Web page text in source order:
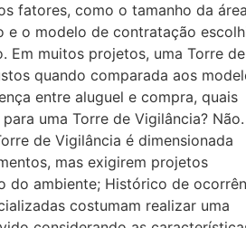
fatores, como o tamanho da área
e o modelo de contratação
Em muitos projetos, uma Torre de
quando comparada aos
entre aluguel e compra, quais
uma Torre de Vigilância? Não.
de Vigilância é dimensionada
mas exigirem projetos
do ambiente; Histórico de
costumam realizar uma